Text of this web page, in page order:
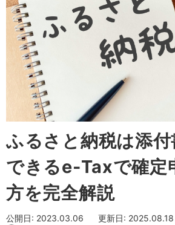
ふるさと納税は添
できるe-Taxで確定
方を完全解説
公開日: 2023.03.06
更新日: 2025.08.18